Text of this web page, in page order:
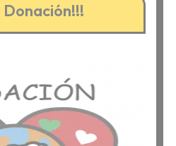
Donación!!!